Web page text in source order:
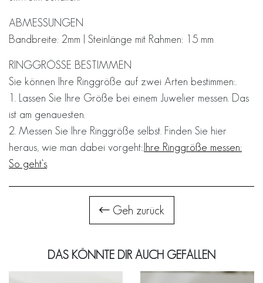
ABMESSUNGEN
Bandbreite: 2mm | Steinlänge mit Rahmen: 15 mm
RINGGRÖSSE BESTIMMEN
Sie können Ihre Ringgröße auf zwei Arten bestimmen:.
1. Lassen Sie Ihre Größe bei einem Juwelier messen. Das
ist am genauesten.
2. Messen Sie Ihre Ringgröße selbst. Finden Sie hier
heraus, wie man dabei vorgeht:. Ihre Ringgröße messen:
So geht‘s
Geh zurück
DAS KÖNNTE DIR AUCH GEFALLEN